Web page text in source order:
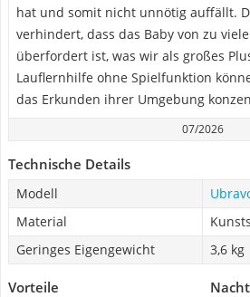
hat und somit nicht unnötig auffällt.
verhindert, dass das Baby von zu
überfordert ist, was wir als großes
Lauflernhilfe ohne Spielfunktion
das Erkunden ihrer Umgebung
07/2026
Technische Details
Modell
Material
Geringes Eigengewicht
3,6 kg
Vorteile